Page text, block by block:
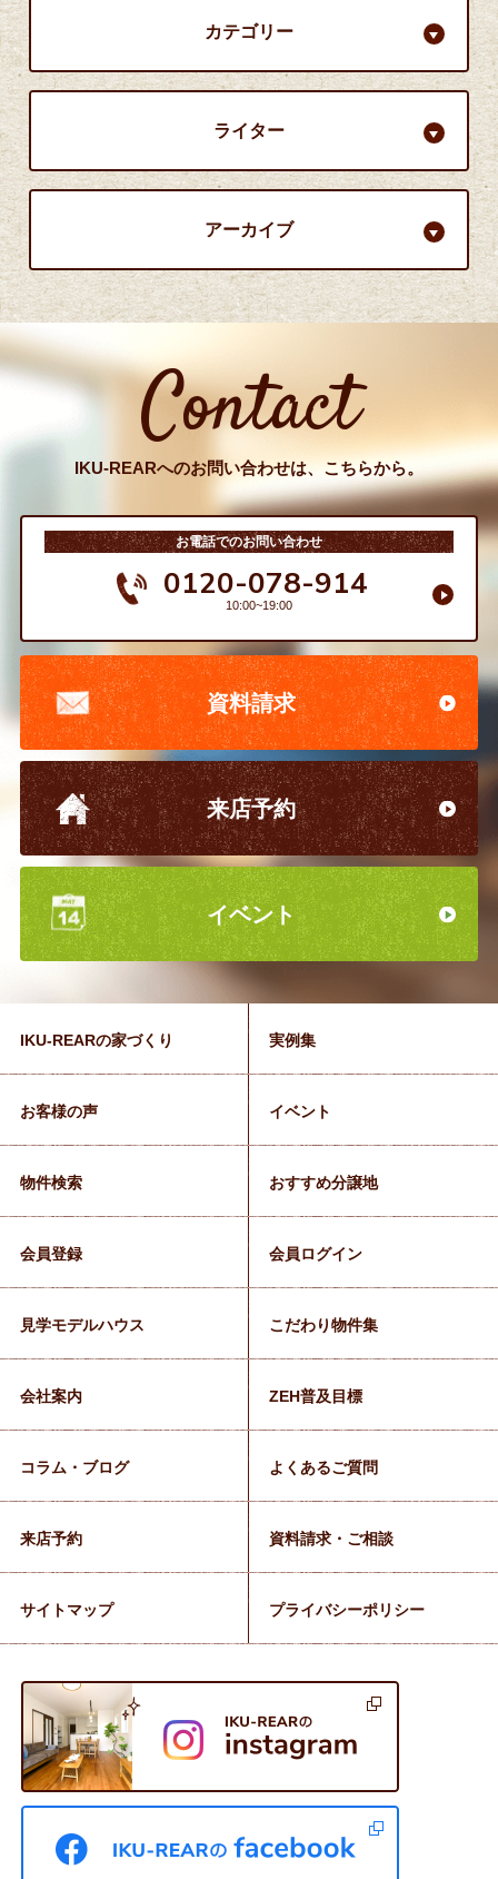
カテゴリー
ライター
アーカイブ
Contact
IKU-REARへのお問い合わせは、こちらから。
お電話でのお問い合わせ
0120-078-914
10:00~19:00
資料請求
来店予約
イベント
IKU-REARの家づくり 実例集
お客様の声 イベント
物件検索 おすすめ分譲地
会員登録 会員ログイン
見学モデルハウス こだわり物件集
会社案内 ZEH普及目標
コラム・ブログ よくあるご質問
来店予約 資料請求・ご相談
サイトマップ プライバシーポリシー